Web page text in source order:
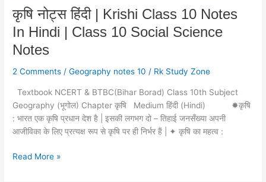
कृषि नोट्स हिंदी | Krishi Class 10 Notes
In Hindi | Class 10 Social Science
Notes
2 Comments /Geography notes 10 / Rk Study Zone
Textbook NCERT & BTBC(Bihar Borad) Class 10th Subject
Geography (भूगोल) Chapter कृषि Medium हिंदी (Hindi) ✸कृषि
: भारत एक कृषि प्रधान देश है | इसकी लगभग दो – तिहाई जनसँख्या अपनी
आजीविका के लिए प्रत्यक्ष रूप से कृषि पर ही निर्भर हैं | ✦ कृषि का महत्व :
Class
10
Social
Science
Read More »